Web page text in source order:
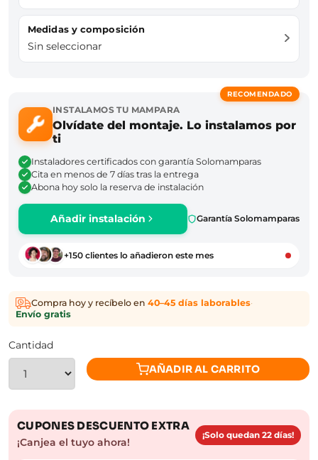
Medidas y composición
Sin seleccionar
RECOMENDADO
INSTALAMOS TU MAMPARA
Olvídate del montaje. Lo instalamos por
ti
Instaladores certificados con garantía Solomamparas
Cita en menos de 7 días tras la entrega
Abona hoy solo la reserva de instalación
Añadir instalación Garantía Solomamparas
+150 clientes lo añadieron este mes
Compra hoy y recíbelo en 40–45 días laborables·
Envío gratis
Cantidad
AÑADIR AL CARRITO
CUPONES DESCUENTO EXTRA
¡Canjea el tuyo ahora!
¡Solo quedan 22 días!